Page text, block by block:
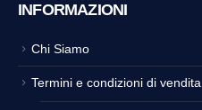
INFORMAZIONI
Chi Siamo
Termini e condizioni di vendita